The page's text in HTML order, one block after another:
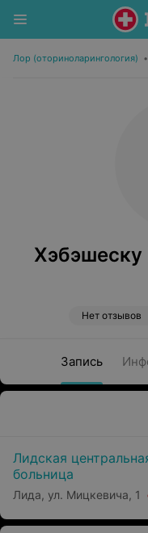
Лор (оториноларингология) •
Хэбэшеску
Нет отзывов
Запись
Лидская
больница
Лида, ул. Мицкевича, 1